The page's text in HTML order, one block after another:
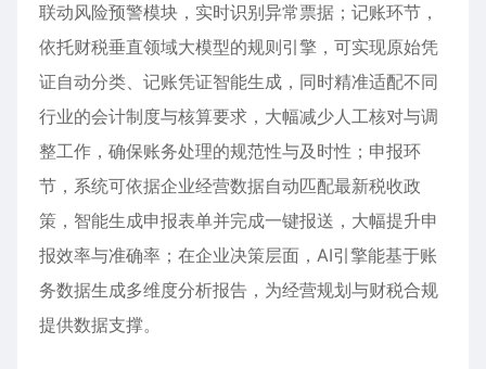
联动风险预警模块，实时识别异常票据；记账环节，
依托财税垂直领域大模型的规则引擎，可实现原始凭
证自动分类、记账凭证智能生成，同时精准适配不同
行业的会计制度与核算要求，大幅减少人工核对与调
整工作，确保账务处理的规范性与及时性；申报环
节，系统可依据企业经营数据自动匹配最新税收政
策，智能生成申报表单并完成一键报送，大幅提升申
报效率与准确率；在企业决策层面，AI引擎能基于账
务数据生成多维度分析报告，为经营规划与财税合规
提供数据支撑。